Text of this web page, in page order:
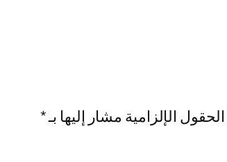
الحقول الإلزامية مشار إليها بـ*